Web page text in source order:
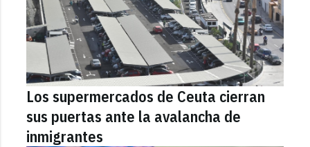
Los supermercados de Ceuta cierran
sus puertas ante la avalancha de
inmigrantes